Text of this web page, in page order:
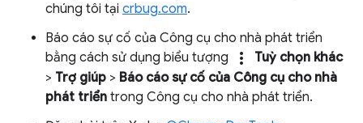
chúng tôi tại crbug.com.
Báo cáo sự cố của Công cụ cho nhà phát triển
bằng cách sử dụng biểu tượng
more_vert
Tuỳ chọn khác
> Trợ giúp > Báo cáo sự cố của Công cụ cho nhà
phát triển trong Công cụ cho nhà phát triển.